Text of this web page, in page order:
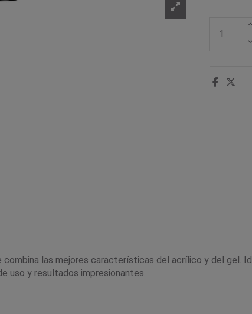
combina las mejores características del acrílico y del gel.
uso y resultados impresionantes.